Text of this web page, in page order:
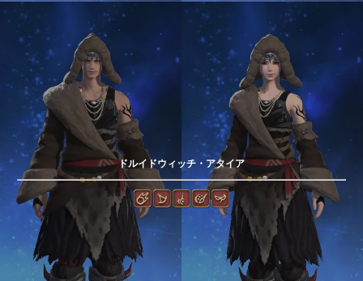
ドルイドウィッチ・アタイア